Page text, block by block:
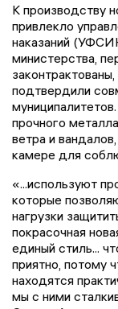
К производству
привлекло
наказаний
министерства,
подтвердили
прочного
ветра и
камере для
«...используют
которые
нагрузки
покрасочная
единый стиль...
приятно, потому
находятся
мы с ними